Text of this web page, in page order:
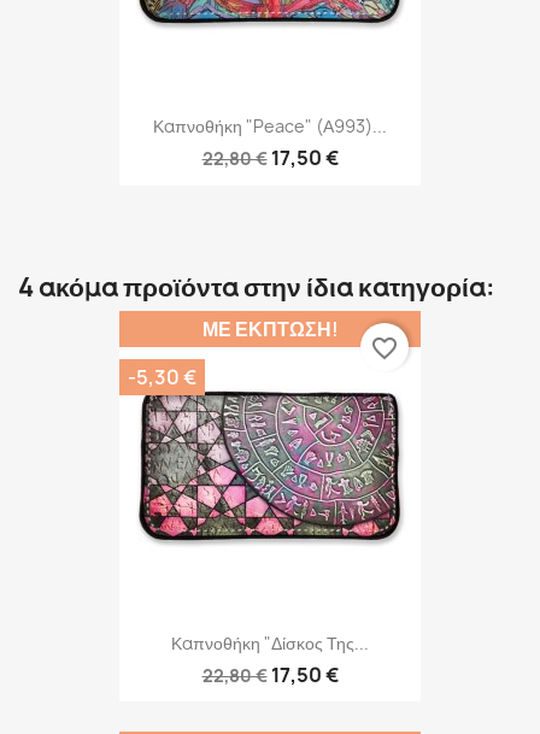
Καπνοθήκη "Peace" (Α993)...
22,80 € 17,50 €
4 ακόμα προϊόντα στην ίδια κατηγορία:
Καπνοθήκη "Δίσκος Της...
22,80 € 17,50 €
ΜΕ ΈΚΠΤΩΣΗ!
-5,30 €
favorite_border